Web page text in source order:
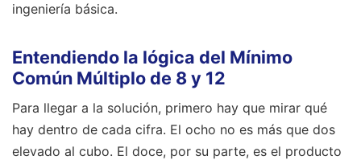
ingeniería básica.
Entendiendo la lógica del Mínimo
Común Múltiplo de 8 y 12
Para llegar a la solución, primero hay que mirar qué
hay dentro de cada cifra. El ocho no es más que dos
elevado al cubo. El doce, por su parte, es el producto